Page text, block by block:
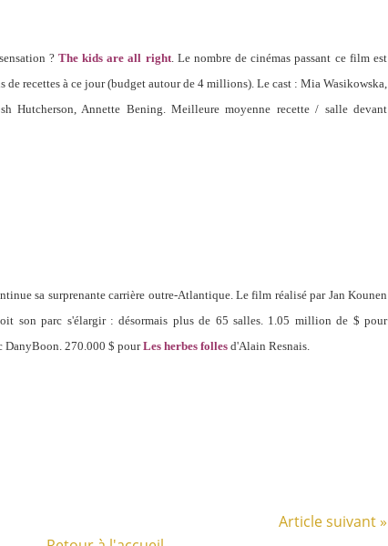
? The kids are all right. Le nombre de cinémas passant ce film est
de recettes à ce jour (budget autour de 4 millions). Le cast : Mia Wasikowska,
Hutcherson, Annette Bening. Meilleure moyenne recette / salle devant
sa surprenante carrière outre-Atlantique. Le film réalisé par Jan Kounen
son parc s'élargir : désormais plus de 65 salles. 1.05 million de $ pour
DanyBoon. 270.000 $ pourLes herbes folles d'Alain Resnais.
Article suivant »